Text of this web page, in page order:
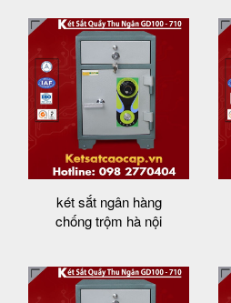
két sắt ngân hàng
chống trộm hà nội